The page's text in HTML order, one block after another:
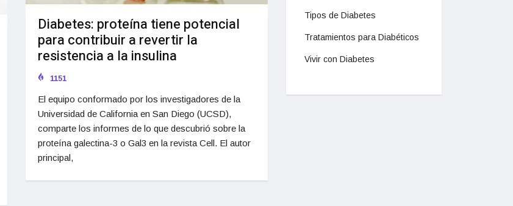
Diabetes: proteína tiene potencial
para contribuir a revertir la
resistencia a la insulina
1151
El equipo conformado por los investigadores de la
Universidad de California en San Diego (UCSD),
comparte los informes de lo que descubrió sobre la
proteína galectina-3 o Gal3 en la revista Cell. El autor
principal,
Tipos de Diabetes
Tratamientos para Diabéticos
Vivir con Diabetes